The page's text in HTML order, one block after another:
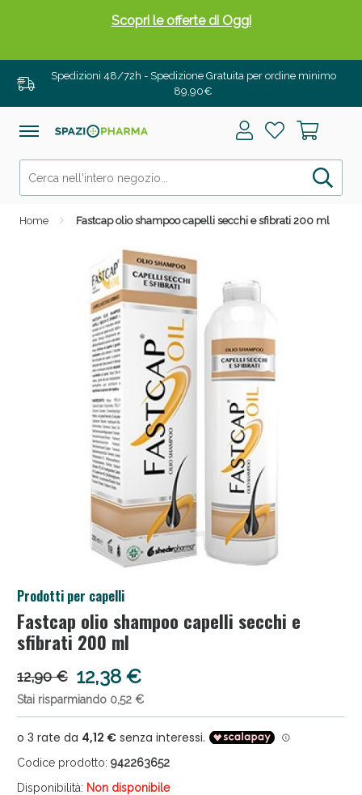
Spedizioni 48/72h - Spedizione Gratuita per ordine minimo
89,90€
Home Fastcap olio shampoo capelli secchi e sfibrati 200 ml
Prodotti per capelli
Fastcap olio shampoo capelli secchi e
sfibrati 200 ml
12,90 € 12,38 €
Stai risparmiando 0,52 €
Codice prodotto: 942263652
Disponibilità: Non disponibile
Scopri le offerte di Oggi
Drenanti e Pancia Piatta: Sconti fino al 55% validi
solo per OGGI!
Salini e Multivitaminici: oggi Sconto extra fino al